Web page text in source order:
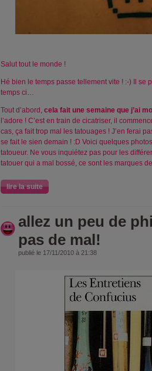
Salut tout le monde !
Hé bien le temps passe tellement vite ! :-) Il se
temps ci…
Tout d’abord, cela fait une semaine que j’ai
l’adore ! C’est en train de cicatriser, il
cas, ça fait trop mal les tatouages ! J’en ferai
se fait le sien demain ! :D Voici quelques
tatoueur. Ne vous inquiétez pas pour les
tatouer qui a mal bossé, ce sont les marques
lire la suite
allez un peu de
pas de mal!
publié le 17/11/2010 à 21:38